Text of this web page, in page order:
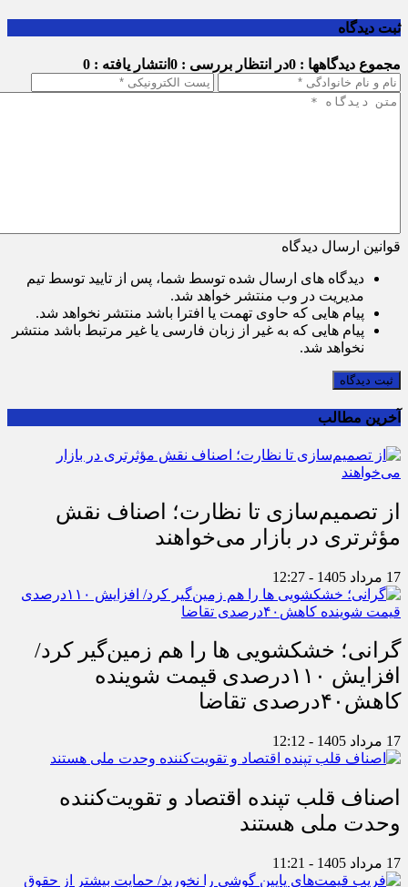
ثبت دیدگاه
مجموع دیدگاهها : 0 در انتظار بررسی : 0 انتشار یافته : 0
قوانین ارسال دیدگاه
دیدگاه های ارسال شده توسط شما، پس از تایید توسط تیم
مدیریت در وب منتشر خواهد شد.
پیام هایی که حاوی تهمت یا افترا باشد منتشر نخواهد شد.
پیام هایی که به غیر از زبان فارسی یا غیر مرتبط باشد منتشر
نخواهد شد.
ثبت دیدگاه
آخرین مطالب
از تصمیم‌سازی تا نظارت؛ اصناف نقش
مؤثرتری در بازار می‌خواهند
17 مرداد 1405 - 12:27
گرانی؛ خشکشویی‌ ها را هم زمین‌گیر کرد/
افزایش ۱۱۰درصدی قیمت شوینده
کاهش۴۰درصدی تقاضا
17 مرداد 1405 - 12:12
اصناف قلب تپنده اقتصاد و تقویت‌کننده
وحدت ملی هستند
17 مرداد 1405 - 11:21